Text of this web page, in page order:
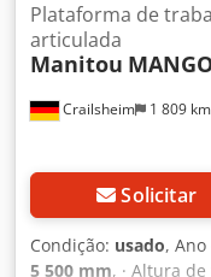
Crailsheim 1 809 km
Plataforma de
articulada
Manitou
Solicitar
Condição: usado,
5 500 mm, · Altura